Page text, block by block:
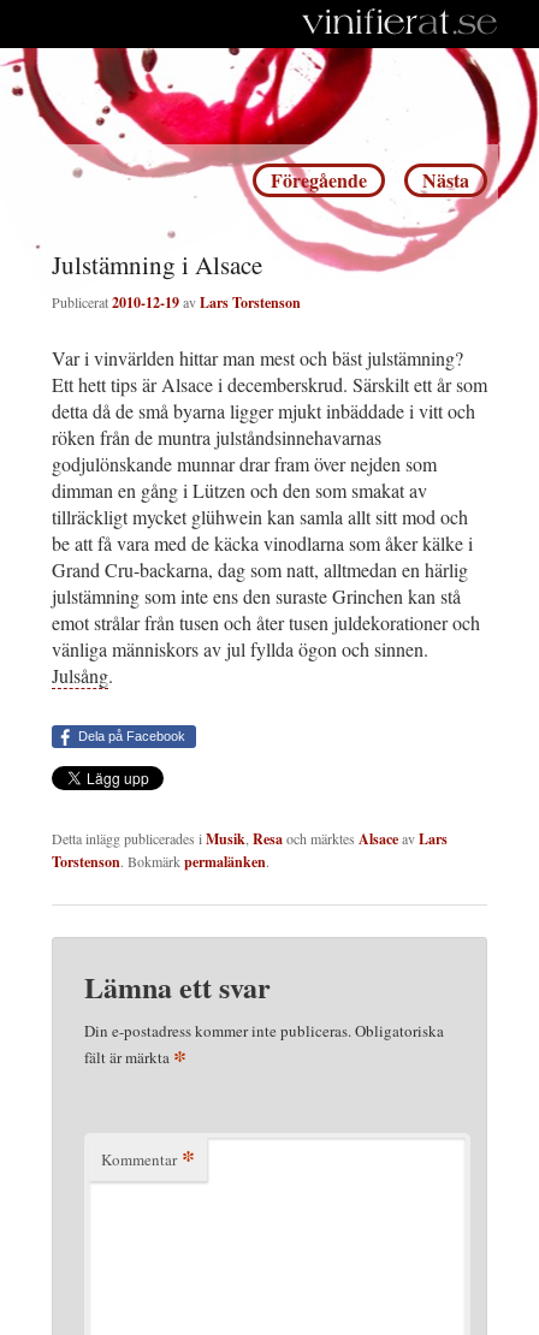
Inläggsnavigering
Föregående Nästa
Julstämning i Alsace
Publicerat2010-12-19avLars Torstenson
Var i vinvärlden hittar man mest och bäst julstämning?
Ett hett tips är Alsace i decemberskrud. Särskilt ett år som
detta då de små byarna ligger mjukt inbäddade i vitt och
röken från de muntra julståndsinnehavarnas
godjulönskande munnar drar fram över nejden som
dimman en gång i Lützen och den som smakat av
tillräckligt mycket glühwein kan samla allt sitt mod och
be att få vara med de käcka vinodlarna som åker kälke i
Grand Cru-backarna, dag som natt, alltmedan en härlig
julstämning som inte ens den suraste Grinchen kan stå
emot strålar från tusen och åter tusen juldekorationer och
vänliga människors av jul fyllda ögon och sinnen.
Julsång.
Dela på Facebook
Detta inlägg publicerades iMusik,Resaoch märktes AlsaceavLars
Torstenson. Bokmärkpermalänken.
Lämna ett svar
Din e-postadress kommer inte publiceras.Obligatoriska
fält är märkta *
Kommentar *